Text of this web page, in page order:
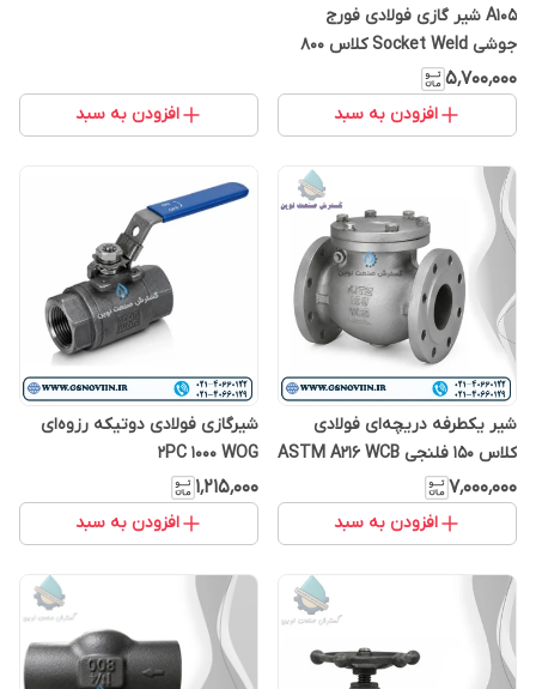
A105 شیر گازی فولادی فورج
جوشی Socket Weld کلاس 800
۵٬۷۰۰٬۰۰۰
افزودن به سبد افزودن به سبد
شیر یکطرفه دریچه‌ای فولادی
کلاس 150 فلنجی ASTM A216 WCB
۷٬۰۰۰٬۰۰۰
افزودن به سبد
شیرگازی فولادی دو‌تیکه رزوه‌ای
2PC 1000 WOG
۱٬۲۱۵٬۰۰۰
افزودن به سبد